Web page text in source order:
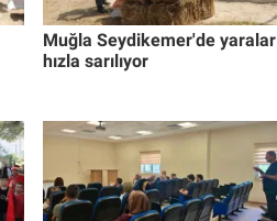
Muğla Seydikemer'de yaralar
hızla sarılıyor